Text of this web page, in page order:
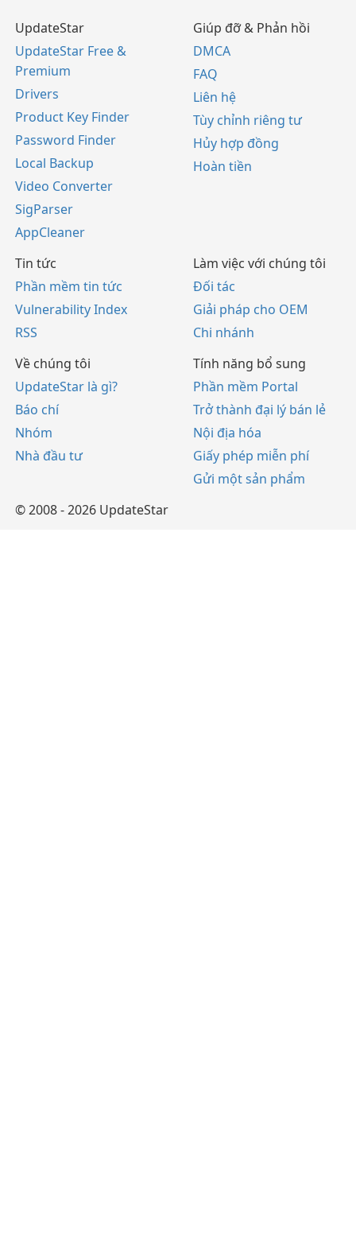
UpdateStar
UpdateStar Free &
Premium
Drivers
Product Key Finder
Password Finder
Local Backup
Video Converter
SigParser
AppCleaner
Giúp đỡ & Phản hồi
DMCA
FAQ
Liên hệ
Tùy chỉnh riêng tư
Hủy hợp đồng
Hoàn tiền
Tin tức
Phần mềm tin tức
Vulnerability Index
RSS
Làm việc với chúng tôi
Đối tác
Giải pháp cho OEM
Chi nhánh
Về chúng tôi
UpdateStar là gì?
Báo chí
Nhóm
Nhà đầu tư
Tính năng bổ sung
Phần mềm Portal
Trở thành đại lý bán lẻ
Nội địa hóa
Giấy phép miễn phí
Gửi một sản phẩm
© 2008 - 2026 UpdateStar